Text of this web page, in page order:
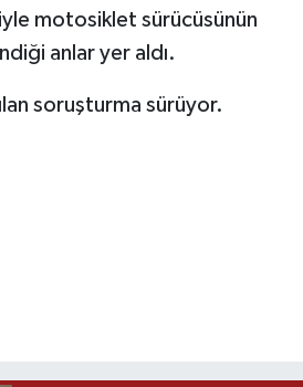
motosiklet sürücüsünün
anlar yer aldı.
soruşturma sürüyor.